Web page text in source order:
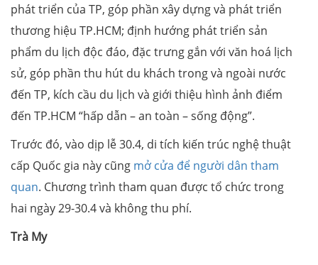
phát triển của TP, góp phần xây dựng và phát triển
thương hiệu TP.HCM; định hướng phát triển sản
phẩm du lịch độc đáo, đặc trưng gắn với văn hoá lịch
sử, góp phần thu hút du khách trong và ngoài nước
đến TP, kích cầu du lịch và giới thiệu hình ảnh điểm
đến TP.HCM “hấp dẫn – an toàn – sống động”.
Trước đó, vào dịp lễ 30.4, di tích kiến trúc nghệ thuật
cấp Quốc gia này cũng mở cửa để người dân tham
quan. Chương trình tham quan được tổ chức trong
hai ngày 29-30.4 và không thu phí.
Trà My